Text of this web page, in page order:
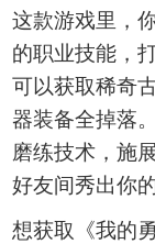
这款游戏里，
的职业技能，
可以获取稀奇
器装备全掉落
磨练技术，施
好友间秀出你
想获取《我的